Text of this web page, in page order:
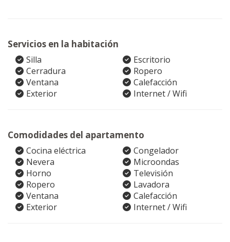
Servicios en la habitación
Silla
Escritorio
Cerradura
Ropero
Ventana
Calefacción
Exterior
Internet / Wifi
Comodidades del apartamento
Cocina eléctrica
Congelador
Nevera
Microondas
Horno
Televisión
Ropero
Lavadora
Ventana
Calefacción
Exterior
Internet / Wifi